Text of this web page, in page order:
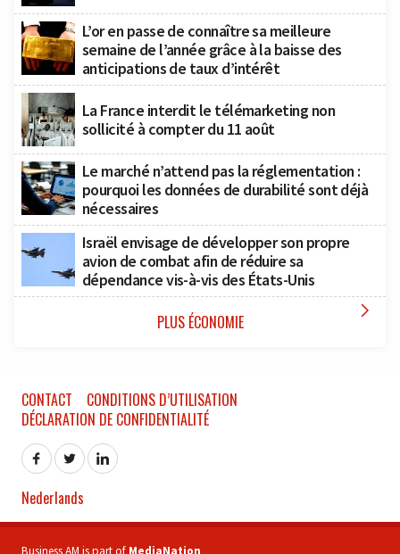
L’or en passe de connaître sa meilleure
semaine de l’année grâce à la baisse des
anticipations de taux d’intérêt
La France interdit le télémarketing non
sollicité à compter du 11 août
Le marché n’attend pas la réglementation :
pourquoi les données de durabilité sont déjà
nécessaires
Israël envisage de développer son propre
avion de combat afin de réduire sa
dépendance vis-à-vis des États-Unis
PLUS ÉCONOMIE 
CONTACT
CONDITIONS D’UTILISATION
DÉCLARATION DE CONFIDENTIALITÉ
Nederlands
Business AM is part of MediaNation